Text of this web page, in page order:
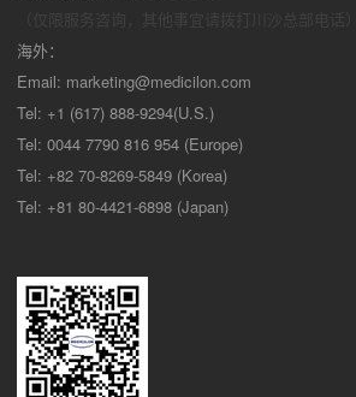
海外：
Email: marketing@medicilon.com
Tel: +1 (617) 888-9294(U.S.)
Tel: 0044 7790 816 954 (Europe)
Tel: +82 70-8269-5849 (Korea)
Tel: +81 80-4421-6898 (Japan)